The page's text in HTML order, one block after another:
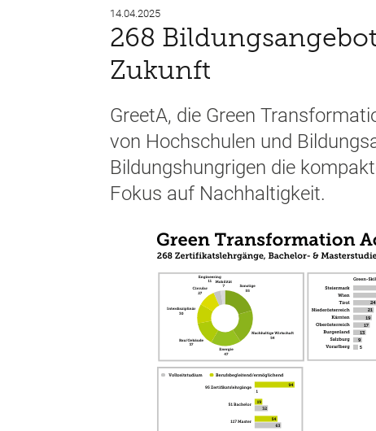
14.04.2025
268
Zukunft
GreetA, die Green
von Hochschulen und
Bildungshungrigen die
Fokus auf Nachhaltigkeit.